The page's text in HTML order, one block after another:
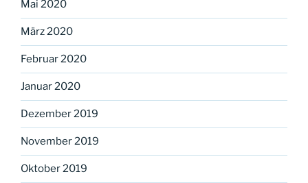
Mai 2020
März 2020
Februar 2020
Januar 2020
Dezember 2019
November 2019
Oktober 2019